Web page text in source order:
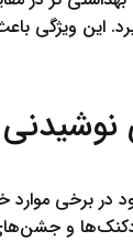
این ویژگی
نوشیدنی
در برخی
و